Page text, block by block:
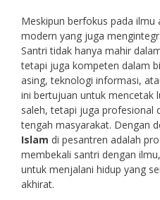
Meskipun berfokus pada ilmu
modern yang juga
Santri tidak hanya mahir
tetapi juga kompeten dalam
asing, teknologi informasi,
ini bertujuan untuk mencetak
saleh, tetapi juga profesional
tengah masyarakat. Dengan
Islam di pesantren adalah
membekali santri dengan
untuk menjalani hidup yang
akhirat.